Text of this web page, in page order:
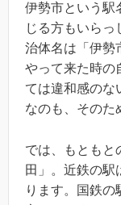
伊勢市という駅
じる方もいらっ
治体名は「伊勢
やって来た時の
ては違和感のな
なのも、そのた
では、もともと
田」。近鉄の駅
ります。国鉄